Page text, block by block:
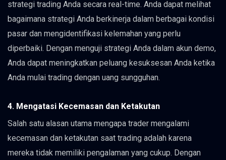
strategi trading Anda secara real-time. Anda dapat melihat
bagaimana strategi Anda berkinerja dalam berbagai kondisi
pasar dan mengidentifikasi kelemahan yang perlu
diperbaiki. Dengan menguji strategi Anda dalam akun demo,
Anda dapat meningkatkan peluang kesuksesan Anda ketika
Anda mulai trading dengan uang sungguhan.
4. Mengatasi Kecemasan dan Ketakutan
Salah satu alasan utama mengapa trader mengalami
kecemasan dan ketakutan saat trading adalah karena
mereka tidak memiliki pengalaman yang cukup. Dengan